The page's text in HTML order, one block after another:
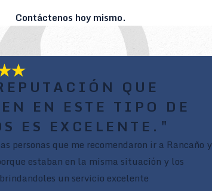
Contáctenos hoy mismo.
QUE
EN ESTE TIPO DE
ES EXCELENTE."
personas que me recomendaron ir a Rancaño y
estaban en la misma situación y los
un servicio excelente